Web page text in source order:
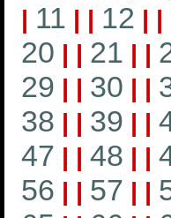
| 11 | | 12 | |
20 | | 21 | |
29 | | 30 | |
38 | | 39 | |
47 | | 48 | |
56 | | 57 | |